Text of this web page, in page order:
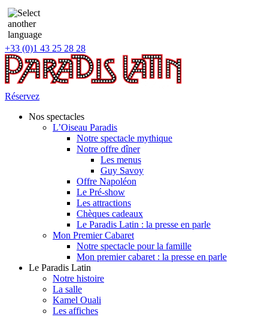
+33 (0)1 43 25 28 28
Réservez
Nos spectacles
L’Oiseau Paradis
Notre spectacle mythique
Notre offre dîner
Les menus
Guy Savoy
Offre Napoléon
Le Pré-show
Les attractions
Chèques cadeaux
Le Paradis Latin : la presse en parle
Mon Premier Cabaret
Notre spectacle pour la famille
Mon premier cabaret : la presse en parle
Le Paradis Latin
Notre histoire
La salle
Kamel Ouali
Les affiches